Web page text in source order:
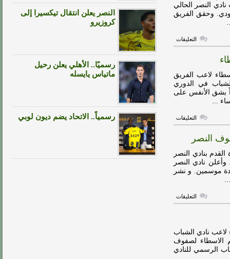
الإصابة
مغلقة
النصر الحالي
وحقق الفريق
التعليقاتعلى
باهبري
الاسطاء
مغلقة
لاعب الفريق
في الدوري
بشق الأنفس على
...
التعليقاتعلى
فيديو
حجم
إصابة
عبدالله
الاسطاء
النصر
بنادي النصر
وأعلن نادي النصر
موسمين. و نشر
التعليقاتعلى
أول
عقب
إنتقاله
لصفوف
لاعب نادي الشباب
الاسطاء لصفوف
الرسمي للنادي
النصر يعلن انتقال تيكسيرا إلى
كروزيرو
رسميًا.. الأهلي يعلن رحيل
ماتياس يايسله
رسمياً.. الاتحاد يضم ديون لوبي